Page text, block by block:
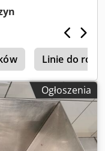
Wyposażony w
Linie do
Ogłoszenia